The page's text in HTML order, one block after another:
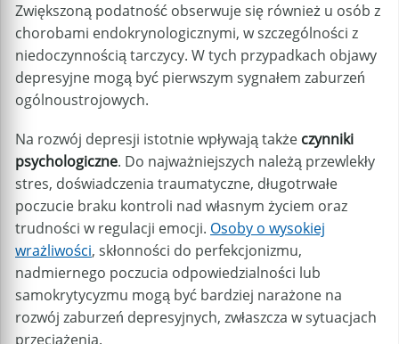
Zwiększoną podatność obserwuje się również u osób z
chorobami endokrynologicznymi, w szczególności z
niedoczynnością tarczycy. W tych przypadkach objawy
depresyjne mogą być pierwszym sygnałem zaburzeń
ogólnoustrojowych.
Na rozwój depresji istotnie wpływają także czynniki
psychologiczne. Do najważniejszych należą przewlekły
stres, doświadczenia traumatyczne, długotrwałe
poczucie braku kontroli nad własnym życiem oraz
trudności w regulacji emocji. Osoby o wysokiej
wrażliwości, skłonności do perfekcjonizmu,
nadmiernego poczucia odpowiedzialności lub
samokrytycyzmu mogą być bardziej narażone na
rozwój zaburzeń depresyjnych, zwłaszcza w sytuacjach
przeciążenia.